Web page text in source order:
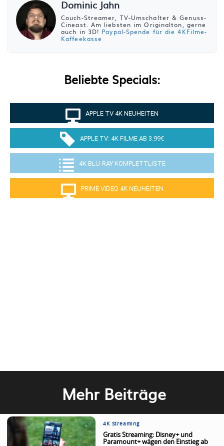
Dominic Jahn
Couch-Streamer, TV-Umschalter & Genuss-
Cineast. Am liebsten im Originalton, gerne
auch in 3D! Paypal-Spende für die 4KFilme-
Kaffeekasse
Beliebte Specials:
APPLE TV 4K NEUHEITEN
APPLE TV: 4K FILME AB 3.99€
4K BLU-RAY KOMPLETTLISTE
PRIME VIDEO 4K NEUHEITEN
Mehr Beiträge
4K Streaming
Gratis Streaming: Disney+ und
Paramount+ wägen den Einstieg ab